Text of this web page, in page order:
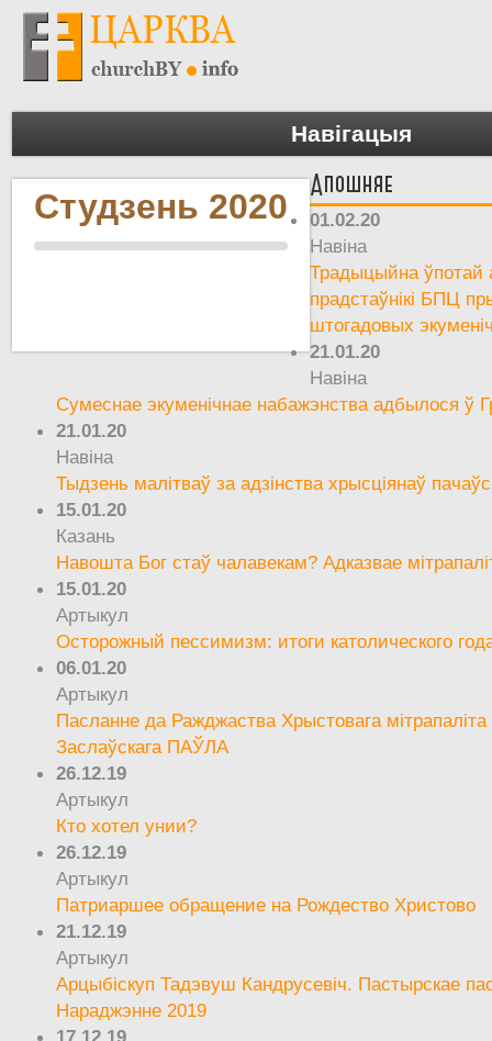
Навігацыя
Студзень 2020
Апошняе
01.02.20
Навіна
Традыцыйна ўпотай
прадстаўнікі БПЦ
штогадовых
21.01.20
Навіна
Сумеснае экуменічнае набажэнства адбылося ў
21.01.20
Навіна
Тыдзень малітваў за адзінства хрысціянаў
15.01.20
Казань
Навошта Бог стаў чалавекам? Адказвае
15.01.20
Артыкул
Осторожный пессимизм: итоги католического
06.01.20
Артыкул
Пасланне да Ражджаства Хрыстовага мітрапаліта
Заслаўскага ПАЎЛА
26.12.19
Артыкул
Кто хотел унии?
26.12.19
Артыкул
Патриаршее обращение на Рождество Христово
21.12.19
Артыкул
Арцыбіскуп Тадэвуш Кандрусевіч. Пастырскае
Нараджэнне 2019